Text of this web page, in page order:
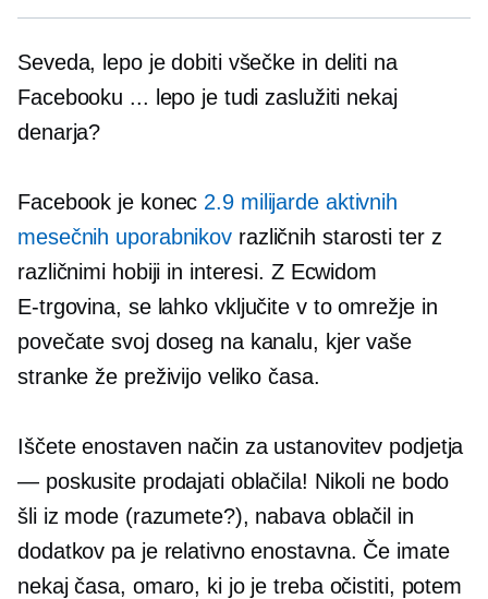
Seveda, lepo je dobiti všečke in deliti na
Facebooku ... lepo je tudi zaslužiti nekaj
denarja?
Facebook je konec 2.9 milijarde aktivnih
mesečnih uporabnikov različnih starosti ter z
različnimi hobiji in interesi. Z Ecwidom
E-trgovina, se lahko vključite v to omrežje in
povečate svoj doseg na kanalu, kjer vaše
stranke že preživijo veliko časa.
Iščete enostaven način za ustanovitev podjetja
— poskusite prodajati oblačila! Nikoli ne bodo
šli iz mode (razumete?), nabava oblačil in
dodatkov pa je relativno enostavna. Če imate
nekaj časa, omaro, ki jo je treba očistiti, potem